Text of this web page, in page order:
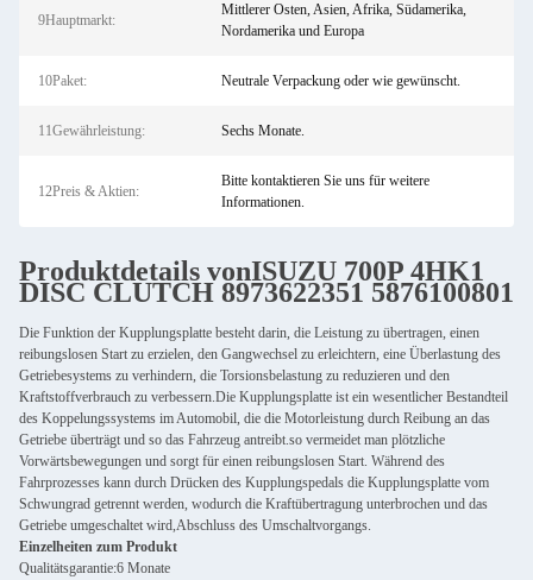
9Hauptmarkt:
Mittlerer Osten, Asien, Afrika, Südamerika,
Nordamerika und Europa
10Paket: Neutrale Verpackung oder wie gewünscht.
11Gewährleistung: Sechs Monate.
12Preis & Aktien:
Bitte kontaktieren Sie uns für weitere
Informationen.
Produktdetails vonISUZU 700P 4HK1
DISC CLUTCH 8973622351 5876100801
Die Funktion der Kupplungsplatte besteht darin, die Leistung zu übertragen, einen
reibungslosen Start zu erzielen, den Gangwechsel zu erleichtern, eine Überlastung des
Getriebesystems zu verhindern, die Torsionsbelastung zu reduzieren und den
Kraftstoffverbrauch zu verbessern.Die Kupplungsplatte ist ein wesentlicher Bestandteil
des Koppelungssystems im Automobil, die die Motorleistung durch Reibung an das
Getriebe überträgt und so das Fahrzeug antreibt.so vermeidet man plötzliche
Vorwärtsbewegungen und sorgt für einen reibungslosen Start. Während des
Fahrprozesses kann durch Drücken des Kupplungspedals die Kupplungsplatte vom
Schwungrad getrennt werden, wodurch die Kraftübertragung unterbrochen und das
Getriebe umgeschaltet wird,Abschluss des Umschaltvorgangs.
Einzelheiten zum Produkt
Qualitätsgarantie:6 Monate